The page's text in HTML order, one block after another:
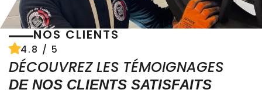
NOS CLIENTS
4.8 / 5
DÉCOUVREZ LES TÉMOIGNAGES
DE NOS CLIENTS SATISFAITS